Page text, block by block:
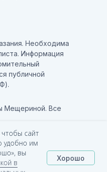
Необходима
Информация
публичной
Мещериной. Все
сайт
удобно им
вы
в
Хорошо